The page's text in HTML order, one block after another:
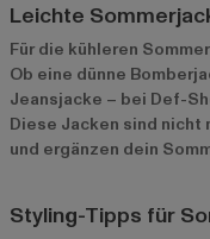
Leichte
Für die kühleren
Ob eine dünne
Jeansjacke – bei Def-
Diese Jacken sind nicht
und ergänzen dein
Styling-Tipps für